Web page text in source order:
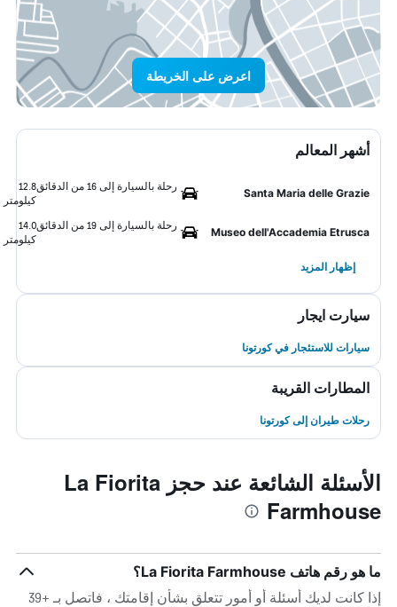
اعرض على الخريطة
أشهر المعالم
Santa Maria delle Grazie
رحلة بالسيارة إلى 16 من الدقائق
12.8
كيلومتر
Museo dell'Accademia Etrusca
رحلة بالسيارة إلى 19 من الدقائق
14.0
كيلومتر
إظهار المزيد
سيارت ايجار
سيارات للاستئجار في كورتونا
المطارات القريبة
رحلات طيران إلى كورتونا
الأسئلة الشائعة عند حجز La Fiorita
Farmhouse
ما هو رقم هاتف La Fiorita Farmhouse؟
إذا كانت لديك أسئلة أو أمور تتعلق بشأن إقامتك ، فاتصل بـ +39